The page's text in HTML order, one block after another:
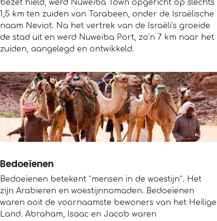
bezet hield, werd Nuweiba Town opgericht op slechts
1,5 km ten zuiden van Tarabeen, onder de Israëlische
naam Neviot. Na het vertrek van de Israëli’s groeide
de stad uit en werd Nuweiba Port, zo’n 7 km naar het
zuiden, aangelegd en ontwikkeld.
Bedoeïenen
Bedoeïenen betekent “mensen in de woestijn”. Het
zijn Arabieren en woestijnnomaden. Bedoeïenen
waren ooit de voornaamste bewoners van het Heilige
Land. Abraham, Isaac en Jacob waren